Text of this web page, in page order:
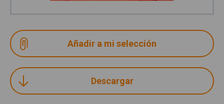
Descargar